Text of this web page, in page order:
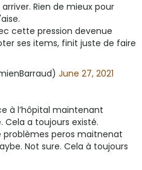
Rien de mieux pour
cette pression devenue
ses items, finit juste de faire
June 27, 2021
à l’hôpital maintenant
Cela a toujours existé.
problèmes peros maitnenat
Not sure. Cela à toujours